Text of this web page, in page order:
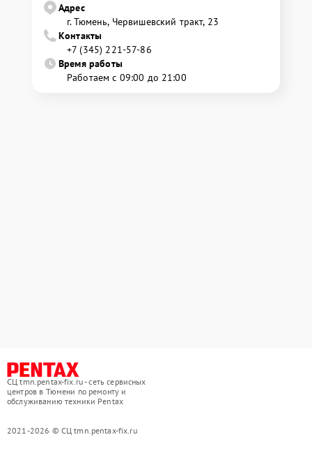
Адрес
г. Тюмень, ​Червишевский тракт, 23
Контакты
+7 (345) 221-57-86
Время работы
Работаем с 09:00 до 21:00
СЦ tmn.pentax-fix.ru - сеть сервисных
центров в Тюмени по ремонту и
обслуживанию техники Pentax
2021-2026 © СЦ tmn.pentax-fix.ru